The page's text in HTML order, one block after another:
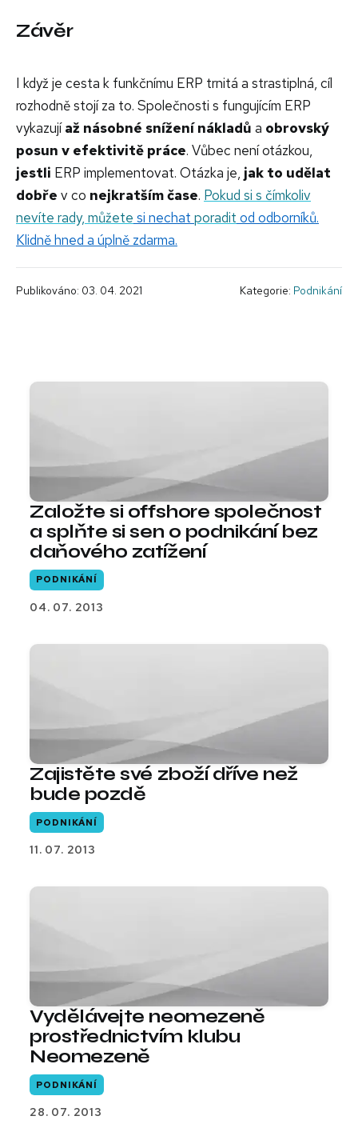
Závěr
I když je cesta k funkčnímu ERP trnitá a strastiplná, cíl
rozhodně stojí za to. Společnosti s fungujícím ERP
vykazujíaž násobné snížení nákladů a obrovský
posun v efektivitě práce. Vůbec není otázkou,
jestli ERP implementovat. Otázka je, jak to udělat
dobře v co nejkratším čase. Pokud si s čímkoliv
nevíte rady, můžete si nechat poradit od odborníků.
Klidně hned a úplně zdarma.
Publikováno: 03. 04. 2021 Kategorie: Podnikání
Založte si offshore společnost
a splňte si sen o podnikání bez
daňového zatížení
PODNIKÁNÍ
04. 07. 2013
Zajistěte své zboží dříve než
bude pozdě
PODNIKÁNÍ
11. 07. 2013
Vydělávejte neomezeně
prostřednictvím klubu
Neomezeně
PODNIKÁNÍ
28. 07. 2013